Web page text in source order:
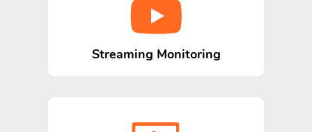
Streaming Monitoring